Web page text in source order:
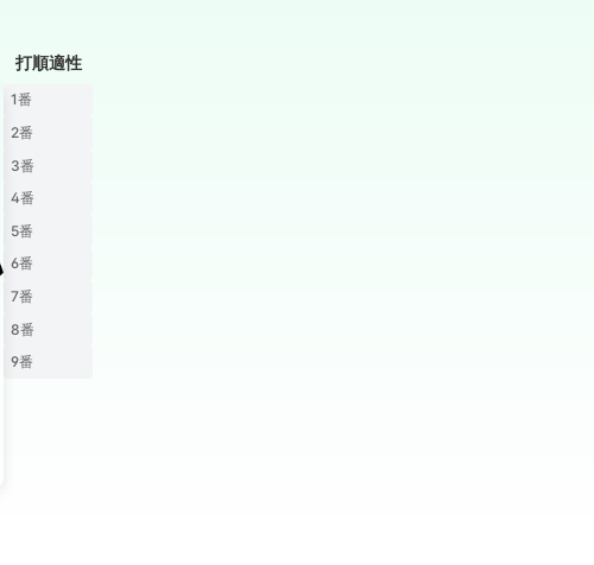
打順適性
1番
2番
3番
4番
5番
6番
7番
8番
9番